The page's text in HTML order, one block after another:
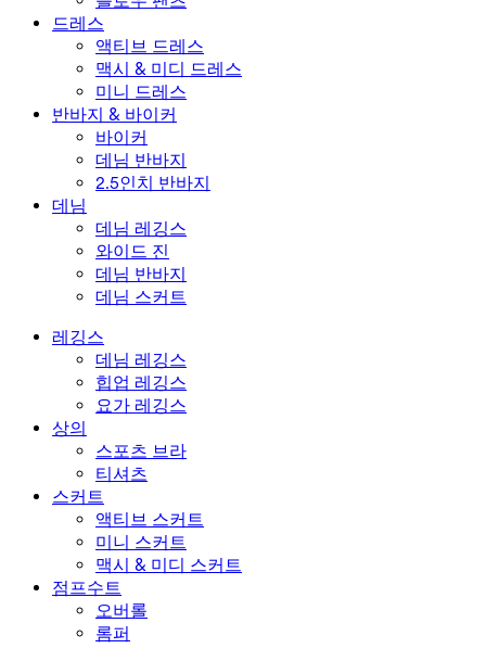
드레스
액티브 드레스
맥시 & 미디 드레스
미니 드레스
반바지 & 바이커
바이커
데님 반바지
2.5인치 반바지
데님
데님 레깅스
와이드 진
데님 반바지
데님 스커트
레깅스
데님 레깅스
힙업 레깅스
요가 레깅스
상의
스포츠 브라
티셔츠
스커트
액티브 스커트
미니 스커트
맥시 & 미디 스커트
점프수트
오버롤
롬퍼